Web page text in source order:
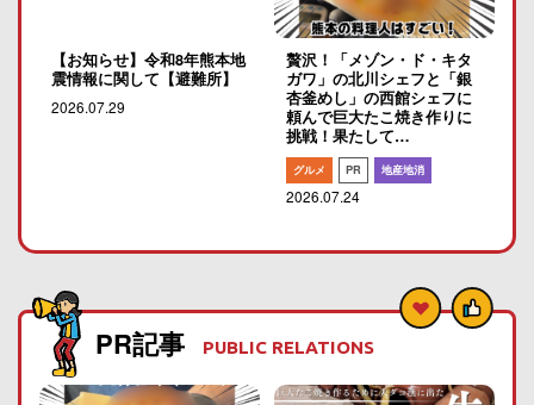
【お知らせ】令和8年熊本地
震情報に関して【避難所】
2026.07.29
贅沢！「メゾン・ド・キタ
ガワ」の北川シェフと「銀
杏釜めし」の西館シェフに
頼んで巨大たこ焼き作りに
挑戦！果たして…
グルメ PR 地産地消
2026.07.24
PR記事 PUBLIC RELATIONS